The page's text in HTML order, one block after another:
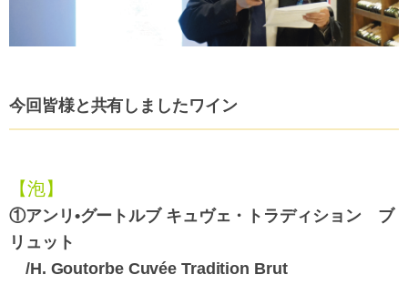
今回皆様と共有しましたワイン
【泡】
①アンリ•グートルブ キュヴェ・トラディション ブ
リュット
/H. Goutorbe Cuvée Tradition Brut